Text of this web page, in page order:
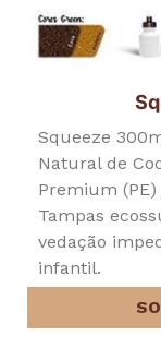
Squeeze
Natural de
Premium
Tampas
vedação
infantil.